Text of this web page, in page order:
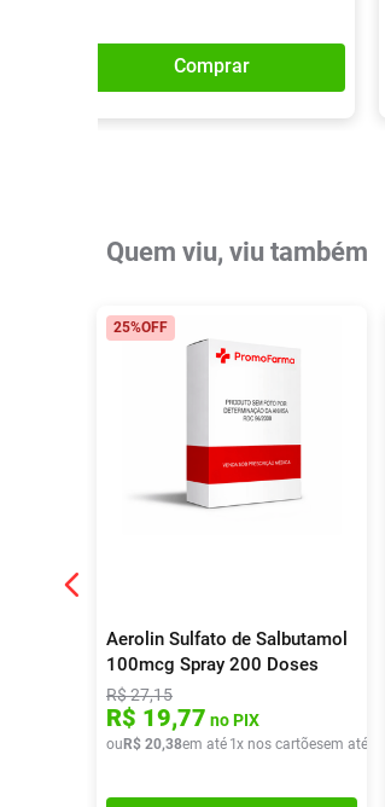
Comprar
Quem viu, viu também
25%OFF
Aerolin Sulfato de Salbutamol
100mcg Spray 200 Doses
R$27,15
R$ 19,77 no PIX
ou R$ 20,38em até 1x nos cartõesem até